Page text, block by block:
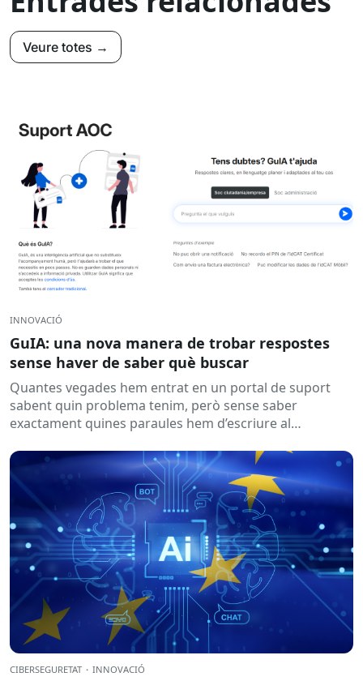
Veure totes →
INNOVACIÓ
GuIA: una nova manera de trobar respostes
sense haver de saber què buscar
Quantes vegades hem entrat en un portal de suport
sabent quin problema tenim, però sense saber
exactament quines paraules hem d’escriure al
CIBERSEGURETAT · INNOVACIÓ